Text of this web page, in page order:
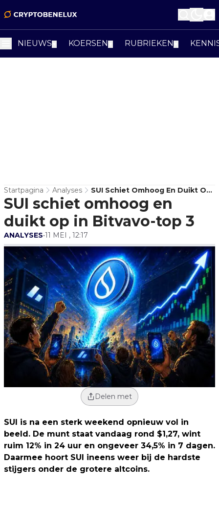
NIEUWS KOERSEN RUBRIEKEN
Startpagina Analyses
SUI Schiet Omhoog En Duikt Op
In Bitvavo-Top 3
SUI schiet omhoog en
duikt op in Bitvavo-top 3
ANALYSES•11 MEI , 12:17
Delen met
SUI is na een sterk weekend opnieuw vol in
beeld. De munt staat vandaag rond $1,27, wint
ruim 12% in 24 uur en ongeveer 34,5% in 7 dagen.
Daarmee hoort SUI ineens weer bij de hardste
stijgers onder de grotere altcoins.